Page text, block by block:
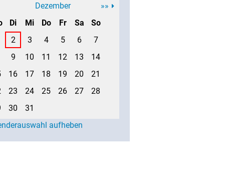
Dezember
»»
Di Mi Do Fr Sa
So
2 3 4 5 6
7
9 10 11 12 13
14
16 17 18 19 20
21
23 24 25 26 27
28
30
31
aufheben